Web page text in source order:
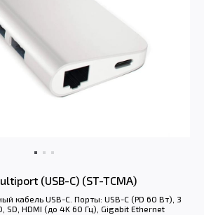
(USB-C) (ST-TCMA)
кабель USB-C. Порты: USB-C (PD 60 Вт), 3
SD, HDMI (до 4K 60 Гц), Gigabit Ethernet